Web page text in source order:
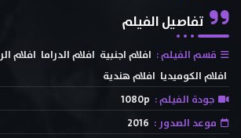
تفاصيل الفيلم
قسم الفيلم : افلام اجنبية افلام الدراما افلام
افلام الكوميديا افلام هندية
جودة الفيلم : 1080p
موعد الصدور : 2016